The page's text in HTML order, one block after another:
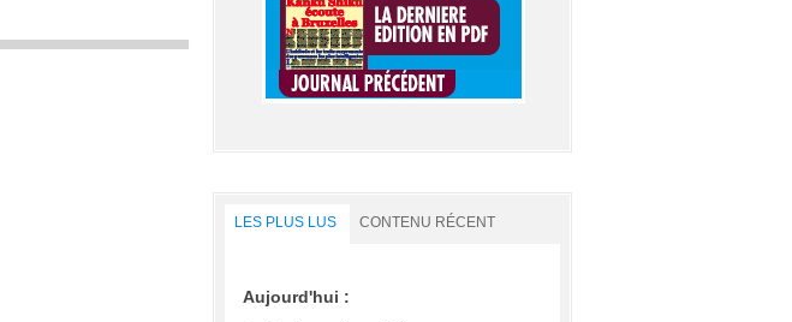
LES PLUS LUS CONTENU RÉCENT
Aujourd'hui :